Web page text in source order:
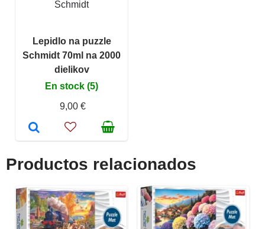
Schmidt
Lepidlo na puzzle
Schmidt 70ml na 2000
dielikov
En stock (5)
9,00 €
Productos relacionados